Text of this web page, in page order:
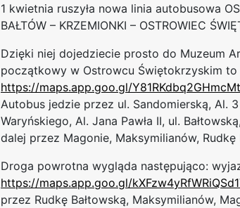
1 kwietnia ruszyła nowa linia autobusowa
BAŁTÓW – KRZEMIONKI – OSTROWIEC
Dzięki niej dojedziecie prosto do Muzeum
początkowy w Ostrowcu Świętokrzyskim
https://maps.app.goo.gl/
Autobus jedzie przez ul. Sandomierską, Al.
Waryńskiego, Al. Jana Pawła II, ul.
dalej przez Magonie, Maksymilianów,
Droga powrotna wygląda następująco:
https://maps.app.goo.gl/
przez Rudkę Bałtowską, Maksymilianów,